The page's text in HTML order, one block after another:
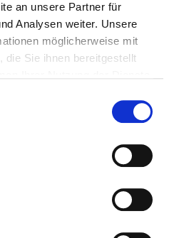
an unsere Partner für
Analysen weiter. Unsere
möglicherweise mit
die Sie ihnen bereitgestellt
Nachtschicht
100,00 %
WERT
Orthopädie